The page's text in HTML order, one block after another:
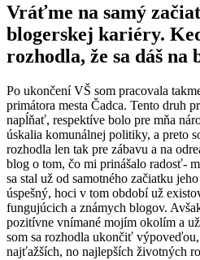
Vráťme na samý
blogerskej kariéry.
rozhodla, že sa dáš na
Po ukončení VŠ som pracovala
primátora mesta Čadca. Tento druh
napĺňať, respektíve bolo pre mňa
úskalia komunálnej politiky, a preto
rozhodla len tak pre zábavu a na
blog o tom, čo mi prinášalo radosť-
sa stal už od samotného začiatku
úspešný, hoci v tom období už
fungujúcich a známych blogov.
pozitívne vnímané mojím okolím a
som sa rozhodla ukončiť
najťažších, no najlepších životných